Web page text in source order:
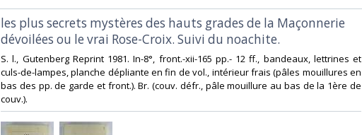
‎les plus secrets mystères des hauts grades de la Maçonnerie
dévoilées ou le vrai Rose-Croix. Suivi du noachite.‎
‎S. l., Gutenberg Reprint 1981. In-8°, front.-xii-165 pp.- 12 ff., bandeaux, lettrines et
culs-de-lampes, planche dépliante en fin de vol., intérieur frais (pâles mouillures en
bas des pp. de garde et front.). Br. (couv. défr., pâle mouillure au bas de la 1ère de
couv.).‎